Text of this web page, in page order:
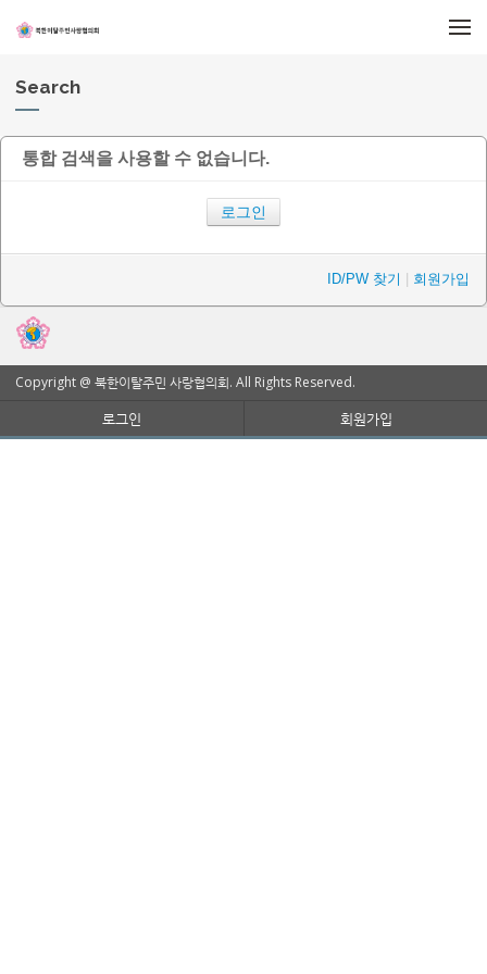
Search
통합 검색을 사용할 수 없습니다.
로그인
ID/PW 찾기 회원가입
Copyright @ 북한이탈주민 사랑협의회. All Rights Reserved.
로그인 회원가입